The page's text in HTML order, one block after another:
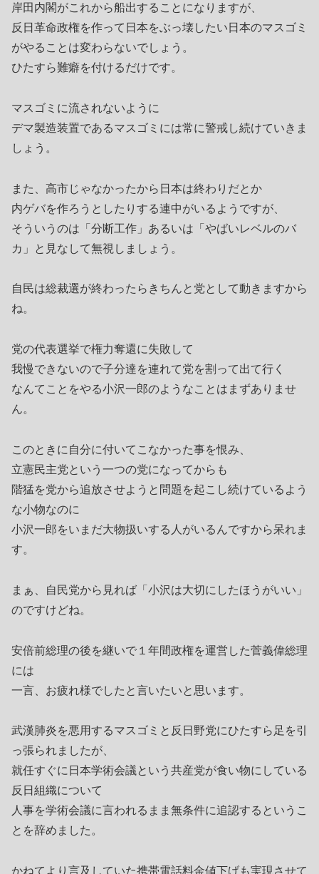
岸田内閣がこれから船出することになりますが、
反日革命政権を作って日本をぶっ壊したい日本のマスゴミ
がやることは変わらないでしょう。
ひたすら難癖を付けるだけです。
マスゴミに流されないように
デマ製造装置であるマスゴミには常に警戒し続けていきま
しょう。
また、高市じゃなかったから日本は終わりだとか
内ゲバを作ろうとしたりする連中がいるようですが、
そういうのは「分断工作」あるいは「やばいレベルのバ
カ」と見なして無視しましょう。
自民は総裁選が終わったらきちんと党として動きますから
ね。
党の代表選挙で権力奪還に失敗して
我慢できないので子分達を連れて党を割って出て行く
なんてことをやる小沢一郎のようなことはまずありませ
ん。
このときに自分に付いてこなかった事を恨み、
立憲民主党という一つの党になってからも
階猛を党から追放させようと問題を起こし続けているよう
な小物なのに
小沢一郎をいまだ大物扱いする人がいるんですから呆れま
す。
まぁ、自民党から見れば「小沢は大切にしたほうがいい」
のですけどね。
安倍前総理の後を継いで１年間政権を運営した菅義偉総理
には
一言、お疲れ様でしたと言いたいと思います。
武漢肺炎を悪用するマスゴミと反日野党にひたすら足を引
っ張られましたが、
就任すぐに日本学術会議という共産党が食い物にしている
反日組織について
人事を学術会議に言われるまま無条件に追認するというこ
とを辞めました。
かねてより言及していた携帯電話料金値下げも実現させて